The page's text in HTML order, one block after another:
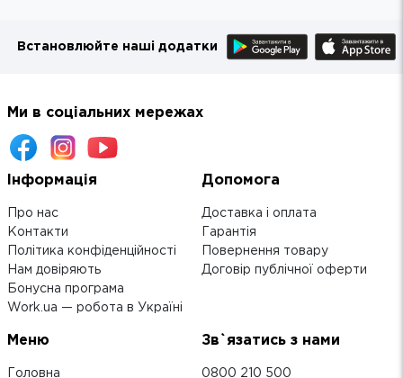
Встановлюйте наші додатки
Ми в соціальних мережах
Інформація
Про нас
Контакти
Політика конфіденційності
Нам довіряють
Бонусна програма
Work.ua — робота в Україні
Допомога
Доставка і оплата
Гарантія
Повернення товару
Договір публічної оферти
Меню
Головна
Зв`язатись з нами
0800 210 500